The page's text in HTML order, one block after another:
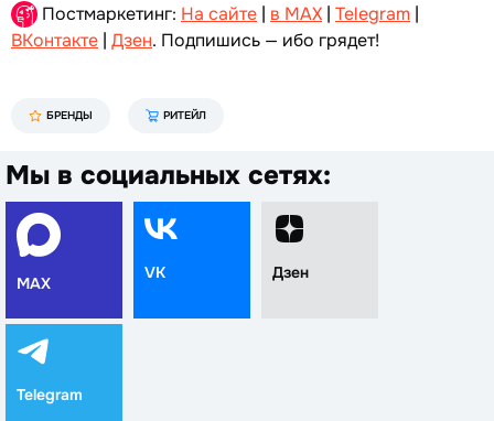
Постмаркетинг: На сайте | в MAX | Telegram |
ВКонтакте | Дзен. Подпишись — ибо грядет!
БРЕНДЫ РИТЕЙЛ
Мы в социальных сетях:
MAX
VK Дзен
Telegram